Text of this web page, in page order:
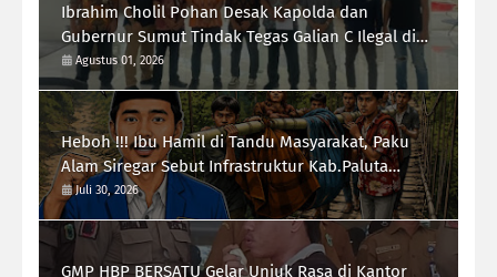
Ibrahim Cholil Pohan Desak Kapolda dan
Gubernur Sumut Tindak Tegas Galian C Ilegal di
Sipiongot Julu Kec. Dolok Kab. Paluta
Agustus 01, 2026
Heboh !!! Ibu Hamil di Tandu Masyarakat, Paku
Alam Siregar Sebut Infrastruktur Kab.Paluta
"Parah"
Juli 30, 2026
GMP HBP BERSATU Gelar Unjuk Rasa di Kantor